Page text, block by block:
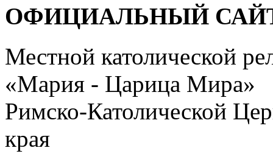
ОФИЦИАЛЬНЫЙ
Местной католической
«Мария - Царица Мира»
Римско-Католической
края